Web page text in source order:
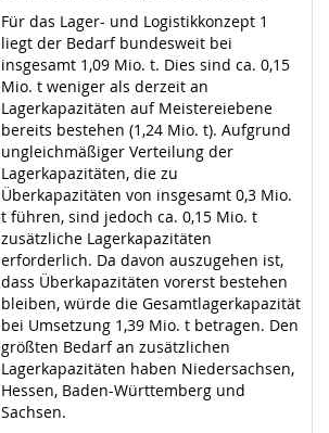
Für das Lager- und Logistikkonzept 1
liegt der Bedarf bundesweit bei
insgesamt 1,09 Mio. t. Dies sind ca. 0,15
Mio. t weniger als derzeit an
Lagerkapazitäten auf Meistereiebene
bereits bestehen (1,24 Mio. t). Aufgrund
ungleichmäßiger Verteilung der
Lagerkapazitäten, die zu
Überkapazitäten von insgesamt 0,3 Mio.
t führen, sind jedoch ca. 0,15 Mio. t
zusätzliche Lagerkapazitäten
erforderlich. Da davon auszugehen ist,
dass Überkapazitäten vorerst bestehen
bleiben, würde die Gesamtlagerkapazität
bei Umsetzung 1,39 Mio. t betragen. Den
größten Bedarf an zusätzlichen
Lagerkapazitäten haben Niedersachsen,
Hessen, Baden-Württemberg und
Sachsen.